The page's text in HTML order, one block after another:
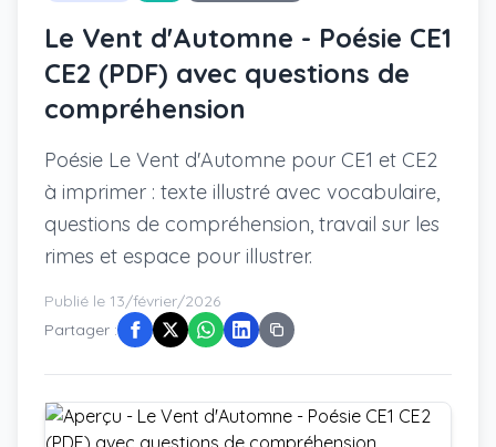
Le Vent d'Automne - Poésie CE1
CE2 (PDF) avec questions de
compréhension
Poésie Le Vent d'Automne pour CE1 et CE2
à imprimer : texte illustré avec vocabulaire,
questions de compréhension, travail sur les
rimes et espace pour illustrer.
Publié le 13/février/2026
Partager :